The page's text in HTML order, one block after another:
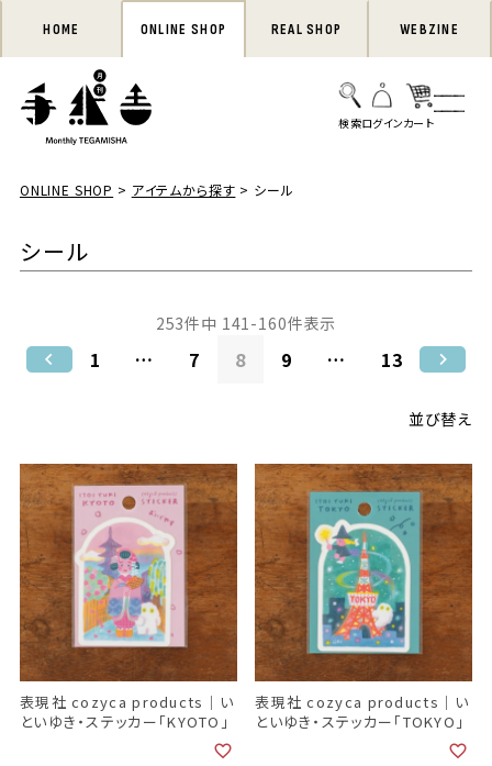
HOME ONLINE SHOP REAL SHOP WEBZINE
ONLINE SHOP アイテムから探す シール
シール
並び替え
253件中 141 -160件表示
1 … 7 8 9 … 13
表現社 cozyca products｜い
といゆき・ステッカー「KYOTO」
表現社 cozyca products｜い
といゆき・ステッカー「TOKYO」